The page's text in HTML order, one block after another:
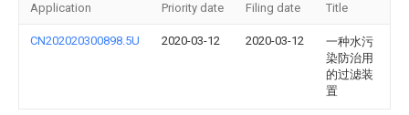
Application Priority date Filing date Title
CN202020300898.5U 2020-03-12 2020-03-12
一种水污
染防治用
的过滤装
置